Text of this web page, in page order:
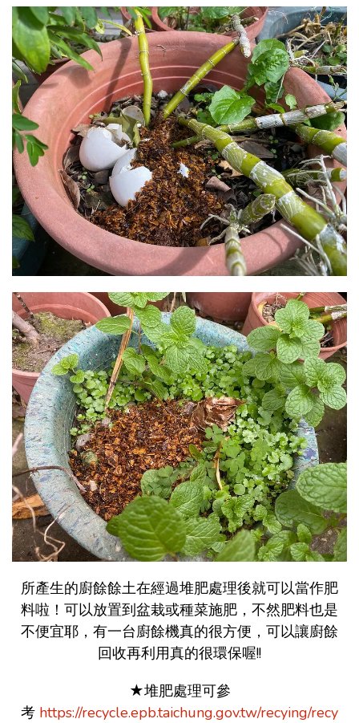
所產生的廚餘餘土在經過堆肥處理後就可以當作肥
料啦！可以放置到盆栽或種菜施肥，不然肥料也是
不便宜耶，有一台廚餘機真的很方便，可以讓廚餘
回收再利用真的很環保喔!!
★堆肥處理可參
考 https://recycle.epb.taichung.gov.tw/recying/recy